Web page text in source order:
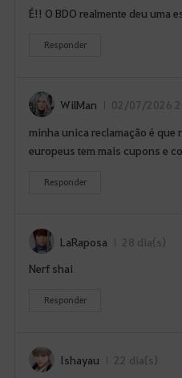
É!! O BDO realmente deu uma
Responder
WilMan 02/07/2026
minha unica reclamação é que
europeus tem mais cupons e
Responder
LaRaposa 28 dia(s)
Nerf shai
Responder
Ishayau 22 dia(s)